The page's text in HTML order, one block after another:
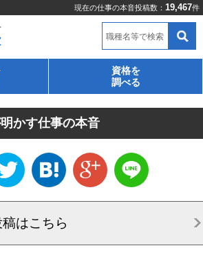
現在の仕事の本音投稿数： 19,467件
職種名等で検索
資格を
調べる
かす仕事の本音
はこちら